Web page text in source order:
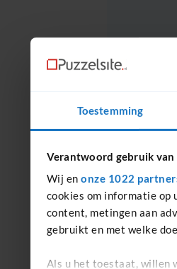
Toestemming
Verantwoord gebruik van
Wij en onze 1022
cookies om informatie op
content, metingen aan
gebruikt en met welke
Als u het toestaat, willen